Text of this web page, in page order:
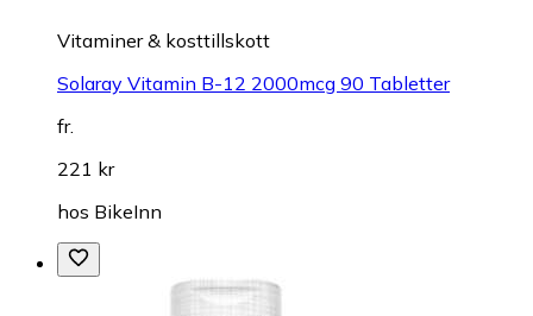
Vitaminer & kosttillskott
Solaray Vitamin B-12 2000mcg 90 Tabletter
fr.
221 kr
hos BikeInn